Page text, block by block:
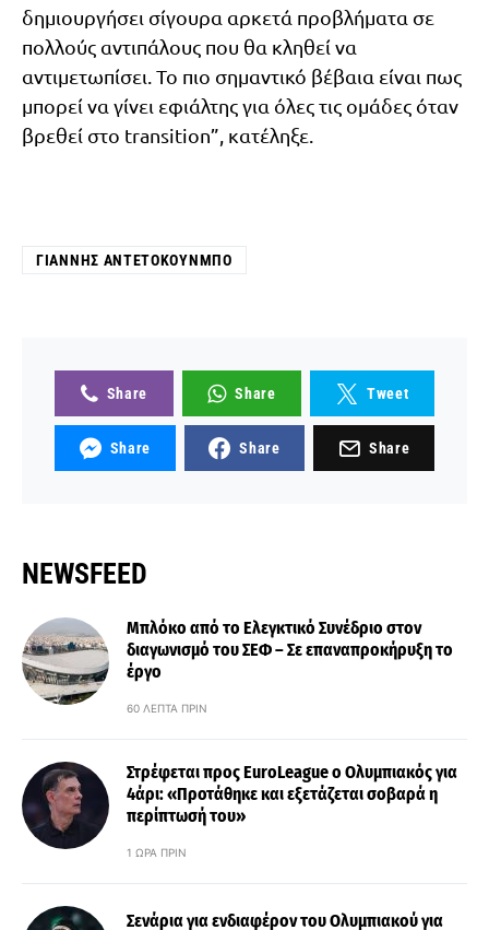
δημιουργήσει σίγουρα αρκετά προβλήματα σε
πολλούς αντιπάλους που θα κληθεί να
αντιμετωπίσει. Το πιο σημαντικό βέβαια είναι πως
μπορεί να γίνει εφιάλτης για όλες τις ομάδες όταν
βρεθεί στο transition”, κατέληξε.
ΓΙΆΝΝΗΣ ΑΝΤΕΤΟΚΟΎΝΜΠΟ
Share Share Tweet
Share Share Share
NEWSFEED
Μπλόκο από το Ελεγκτικό Συνέδριο στον
διαγωνισμό του ΣΕΦ – Σε επαναπροκήρυξη το
έργο
60 ΛΕΠΤΆ ΠΡΙΝ
Στρέφεται προς EuroLeague ο Ολυμπιακός για
4άρι: «Προτάθηκε και εξετάζεται σοβαρά η
περίπτωσή του»
1 ΏΡΑ ΠΡΙΝ
Σενάρια για ενδιαφέρον του Ολυμπιακού για